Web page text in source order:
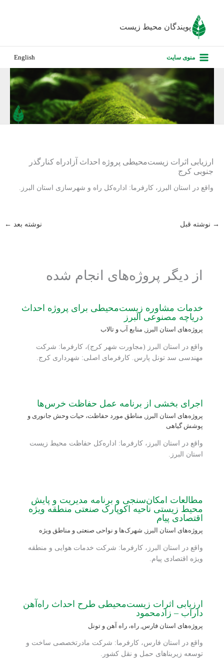
پویندگان محیط زیست
منوی سایت English
ارزیابی اثرات زیست‌محیطی پروژه احداث آزادراه کنارگذر
جنوبی کرج
واقع در استان البرز، کارفرما: اداره‌کل راه و شهرسازی استان البرز.
→ نوشته قبل نوشته بعد ←
از دیگر پروژه‌های انجام شده
خدمات مشاوره زیست‌محیطی برای پروژه احداث
دریاچه مصنوعی البرز
پروژه‌های استان البرز , منابع آب و تالاب
واقع در استان البرز (مجاورت شهر کرج)، کارفرما: شرکت
مهندسی سد تونل پارس. کارفرمای اصلی: شهرداری کرج.
اجرای بخشی از برنامه عمل حفاظت خرس‌ها
پروژه‌های استان البرز , مناطق مورد حفاظت، حیات وحش جانوری و
پوشش گیاهی
واقع در استان البرز، کارفرما: اداره‌کل حفاظت محیط زیست
استان البرز.
مطالعات امکان‌سنجی و برنامه مدیریت و پایش
محیط زیستی ناحیه اکوپارک صنعتی منطقه ویژه
اقتصادی پیام
پروژه‌های استان البرز , شهرک‌ها و نواحی صنعتی و مناطق ویژه
واقع در استان البرز، کارفرما: شرکت خدمات هوایی و منطقه
ویژه اقتصادی پیام.
ارزیابی اثرات زیست‌محیطی طرح احداث راه‌آهن
داراب – زادمحمود
پروژه‌های استان فارس راه، راه آهن و تونل
واقع در استان فارس، کارفرما: شرکت مادرتخصصی ساخت و
توسعه زیربناهای حمل و نقل کشور.
درباره ما
پروژه‌های
تماس با ما